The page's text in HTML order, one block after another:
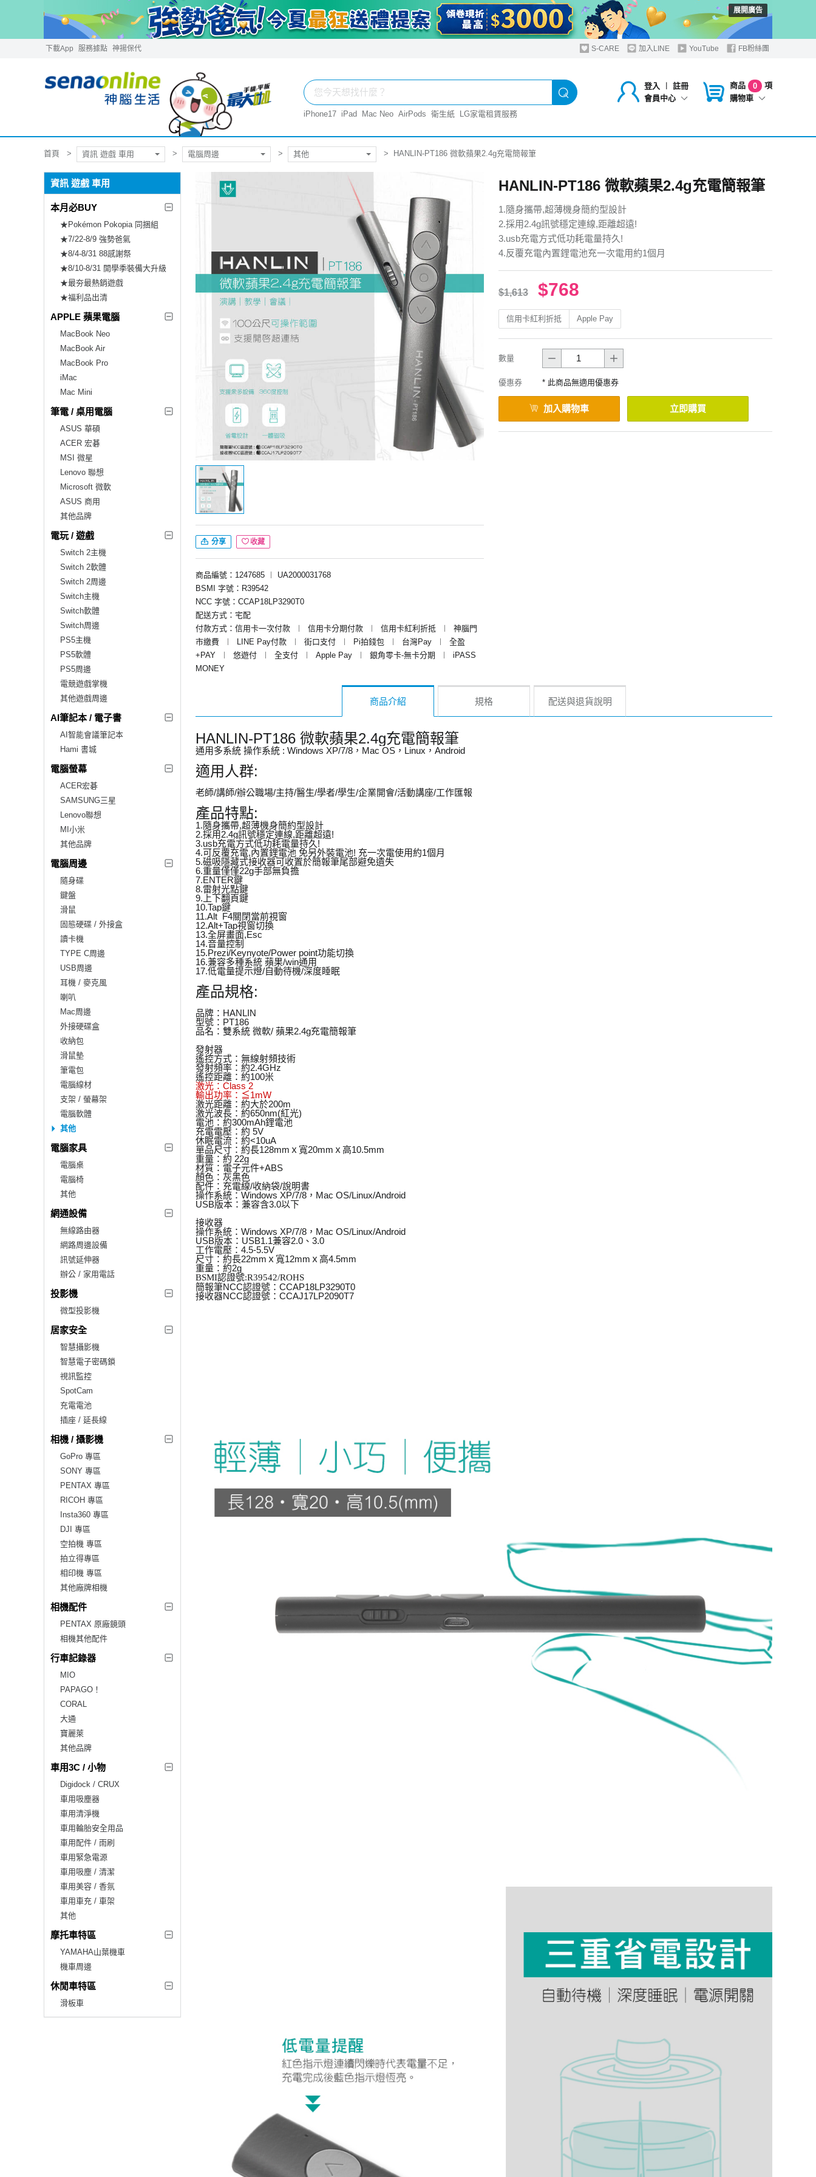
展開廣告
下載App 服務據點 神揚保代 S-CARE 加入LINE YouTube FB粉絲團
登入 ︱
註冊
會員中心
商品 0
項
購物車
iPhone17 iPad Mac Neo AirPods 衛生紙 LG家電租賃服務
首頁 資訊 遊戲 車用 電腦周邊 其他 HANLIN-PT186 微軟蘋果2.4g充電簡報筆
資訊 遊戲 車用
本月必BUY
★Pokémon Pokopia 同捆組
★7/22-8/9 強勢爸氣
★8/4-8/31 88感謝祭
★8/10-8/31 開學季裝備大升級
★最夯最熱銷遊戲
★福利品出清
APPLE 蘋果電腦
MacBook Neo
MacBook Air
MacBook Pro
iMac
Mac Mini
筆電 / 桌用電腦
ASUS 華碩
ACER 宏碁
MSI 微星
Lenovo 聯想
Microsoft 微軟
ASUS 商用
其他品牌
電玩 / 遊戲
Switch 2主機
Switch 2軟體
Switch 2周邊
Switch主機
Switch軟體
Switch周邊
PS5主機
PS5軟體
PS5周邊
電競遊戲掌機
其他遊戲周邊
AI筆記本 / 電子書
AI智能會議筆記本
Hami 書城
電腦螢幕
ACER宏碁
SAMSUNG三星
Lenovo聯想
MI小米
其他品牌
電腦周邊
隨身碟
鍵盤
滑鼠
固態硬碟 / 外接盒
讀卡機
TYPE C周邊
USB周邊
耳機 / 麥克風
喇叭
Mac周邊
外接硬碟盒
收納包
滑鼠墊
筆電包
電腦線材
支架 / 螢幕架
電腦軟體
其他
電腦家具
電腦桌
電腦椅
其他
網通設備
無線路由器
網路周邊設備
訊號延伸器
辦公 / 家用電話
投影機
微型投影機
居家安全
智慧攝影機
智慧電子密碼鎖
視訊監控
SpotCam
充電電池
插座 / 延長線
相機 / 攝影機
GoPro 專區
SONY 專區
PENTAX 專區
RICOH 專區
Insta360 專區
DJI 專區
空拍機 專區
拍立得專區
相印機 專區
其他廠牌相機
相機配件
PENTAX 原廠鏡頭
相機其他配件
行車記錄器
MIO
PAPAGO！
CORAL
大通
寶麗萊
其他品牌
車用3C / 小物
Digidock / CRUX
車用吸塵器
車用清淨機
車用輪胎安全用品
車用配件 / 雨刷
車用緊急電源
車用吸塵 / 清潔
車用美容 / 香氛
車用車充 / 車架
其他
摩托車特區
YAMAHA山葉機車
機車周邊
休閒車特區
滑板車
分享 收藏
商品編號：1247685 ︱
UA2000031768
BSMI 字號：R39542
NCC 字號：CCAP18LP3290T0
配送方式：宅配
付款方式：信用卡一次付款
︱ 信用卡分期付款 ︱ 信用卡紅利折抵 ︱
神腦門
市繳費
︱ LINE Pay付款 ︱ 街口支付 ︱ Pi拍錢包 ︱ 台灣Pay ︱
全盈
+PAY
︱ 悠遊付 ︱ 全支付 ︱ Apple Pay ︱ 銀角零卡-無卡分期 ︱
iPASS
MONEY
HANLIN-PT186 微軟蘋果2.4g充電簡報筆
1.隨身攜帶,超薄機身簡約型設計
2.採用2.4g訊號穩定連線,距離超遠!
3.usb充電方式低功耗電量持久!
4.反覆充電內置鋰電池充一次電用約1個月
$1,613 $768
信用卡紅利折抵 Apple Pay
數量
優惠券 * 此商品無適用優惠券
加入購物車 立即購買
商品介紹 規格 配送與退貨說明
HANLIN-PT186 微軟蘋果2.4g充電簡報筆
通用多系統 操作系統 : Windows XP/7/8，Mac OS，Linux，Android
適用人群:
老師/講師/辦公職場/主持/醫生/學者/學生/企業開會/活動講座/工作匯報
產品特點:
1.隨身攜帶,超薄機身簡約型設計
2.採用2.4g訊號穩定連線,距離超遠!
3.usb充電方式低功耗電量持久!
4.可反覆充電,內置鋰電池 免另外裝電池! 充一次電使用約1個月
5.磁吸隱藏式接收器可收置於簡報筆尾部避免遺失
6.重量僅僅22g手部無負擔
7.ENTER鍵
8.雷射光點鍵
9.上下翻頁鍵
10.Tap鍵
11.Alt_F4關閉當前視窗
12.Alt+Tap視窗切換
13.全屏畫面,Esc
14.音量控制
15.Prezi/Keynyote/Power point功能切換
16.兼容多種系統 蘋果/win通用
17.低電量提示燈/自動待機/深度睡眠
產品規格:
品牌：HANLIN
型號：PT186
品名：雙系統 微軟/ 蘋果2.4g充電簡報筆
發射器
遙控方式：無線射頻技術
發射頻率：約2.4GHz
遙控距離：約100米
激光： Class 2
輸出功率：≦1mW
激光距離：約大於200m
激光波長：約650nm(紅光)
電池：約300mAh鋰電池
充電電壓：約 5V
休眠電流：約<10uA
單品尺寸：約長128mmｘ寬20mmｘ高10.5mm
重量：約 22g
材質：電子元件+ABS
顏色：灰黑色
配件：充電線/收納袋/說明書
操作系統：Windows XP/7/8，Mac OS/Linux/Android
USB版本：兼容含3.0以下
接收器
操作系統：Windows XP/7/8，Mac OS/Linux/Android
USB版本：USB1.1兼容2.0、3.0
工作電壓：4.5-5.5V
尺寸：約長22mmｘ寬12mmｘ高4.5mm
重量：約2g
BSMI認證號:R39542/ROHS
簡報筆NCC認證號：CCAP18LP3290T0
接收器NCC認證號：CCAJ17LP2090T7